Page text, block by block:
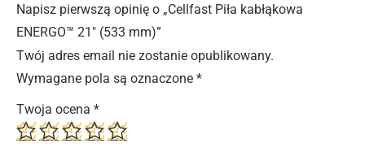
Napisz pierwszą opinię o „Cellfast Piła kabłąkowa
ENERGO™ 21″ (533 mm)”
Twój adres email nie zostanie opublikowany.
Wymagane pola są oznaczone *
Twoja ocena *